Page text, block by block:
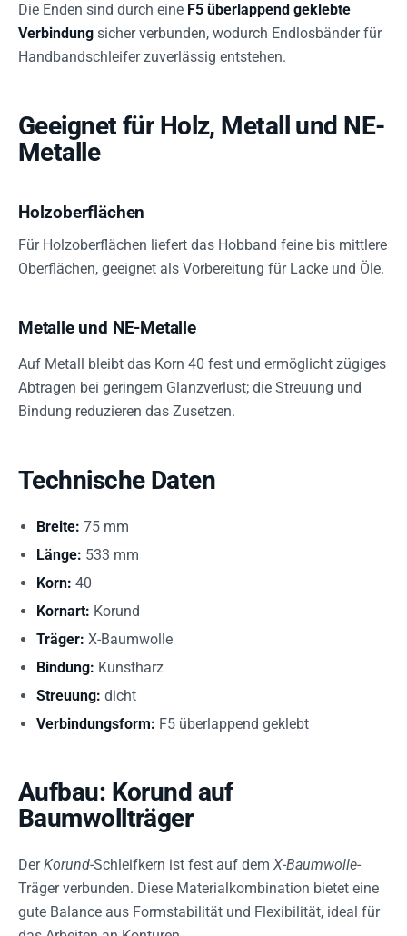
Die Enden sind durch eine F5 überlappend geklebte
Verbindung sicher verbunden, wodurch Endlosbänder für
Handbandschleifer zuverlässig entstehen.
Geeignet für Holz, Metall und NE-
Metalle
Holzoberflächen
Für Holzoberflächen liefert das Hobband feine bis mittlere
Oberflächen, geeignet als Vorbereitung für Lacke und Öle.
Metalle und NE-Metalle
Auf Metall bleibt das Korn 40 fest und ermöglicht zügiges
Abtragen bei geringem Glanzverlust; die Streuung und
Bindung reduzieren das Zusetzen.
Technische Daten
Breite: 75 mm
Länge: 533 mm
Korn: 40
Kornart: Korund
Träger: X-Baumwolle
Bindung: Kunstharz
Streuung: dicht
Verbindungsform: F5 überlappend geklebt
Aufbau: Korund auf
Baumwollträger
DerKorund-Schleifkern ist fest auf dem X-Baumwolle-
Träger verbunden. Diese Materialkombination bietet eine
gute Balance aus Formstabilität und Flexibilität, ideal für